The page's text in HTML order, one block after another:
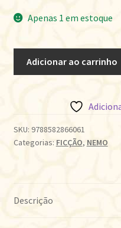
Apenas 1 em estoque
Adicionar ao carrinho
SKU: 9788582866061
Categorias: FICÇÃO, NEMO
Descrição